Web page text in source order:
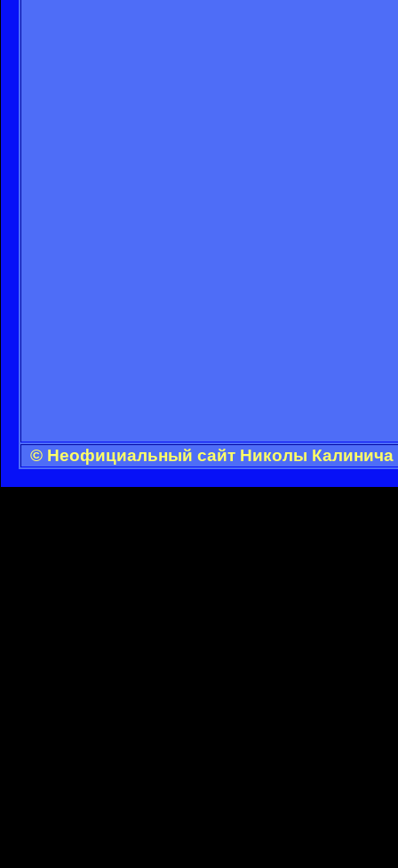
© Неофициальный сайт Николы Калинича